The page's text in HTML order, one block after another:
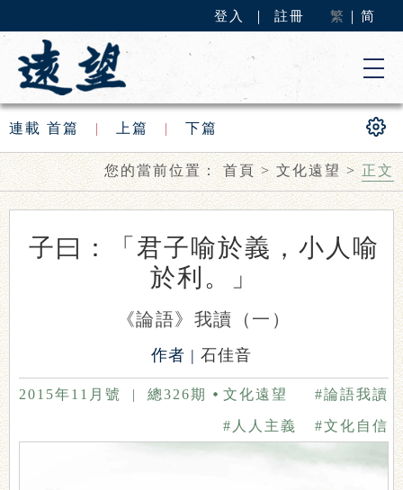
登入 註冊 繁 简
連載 首篇 | 上篇 | 下篇
您的當前位置：首頁>文化遠望>正文
子曰：「君子喻於義，小人喻
於利。」
《論語》我讀（一）
作者 | 石佳音
2015年11月號 | 總326期 文化遠望 #論語我讀
#文化自信
#人人主義